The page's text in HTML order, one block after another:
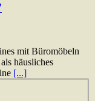
mit Büromöbeln
häusliches
[...]